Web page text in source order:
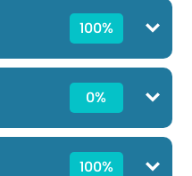
100%
0%
100%